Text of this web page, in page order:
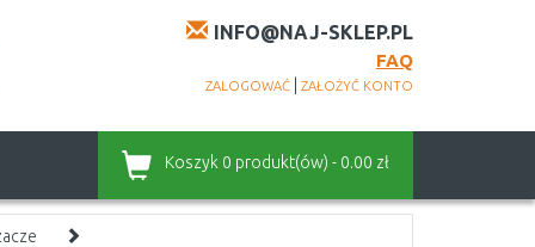
INFO@NAJ-SKLEP.PL
FAQ
ZALOGOWAĆ ZAŁOŻYĆ KONTO
Koszyk 0 produkt(ów) - 0.00 zł